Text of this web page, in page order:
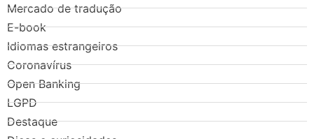
Mercado de tradução
E-book
Idiomas estrangeiros
Coronavírus
Open Banking
LGPD
Destaque